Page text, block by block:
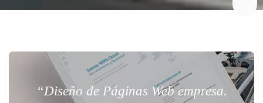
“Diseño de Páginas Web empresa.